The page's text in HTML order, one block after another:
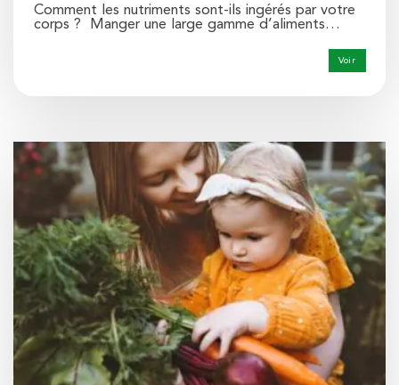
Comment les nutriments sont-ils ingérés par votre
corps ? Manger une large gamme d’aliments…
Voir